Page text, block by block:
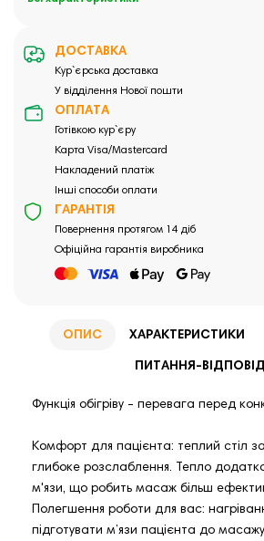
ДОСТАВКА
Кур`єрська доставка
У відділення Нової пошти
ОПЛАТА
Готівкою кур`єру
Карта Visa/Mastercard
Накладений платіж
Інші способи оплати
ГАРАНТІЯ
Повернення протягом 14 діб
Офіційна гарантія виробника
ОПИС ХАРАКТЕРИСТИКИ
ПИТАННЯ-
Функція обігріву - перевага перед
Комфорт для пацієнта: теплий стіл
глибоке розслаблення. Тепло
м'язи, що робить масаж більш
Полегшення роботи для вас:
підготувати м’язи пацієнта до